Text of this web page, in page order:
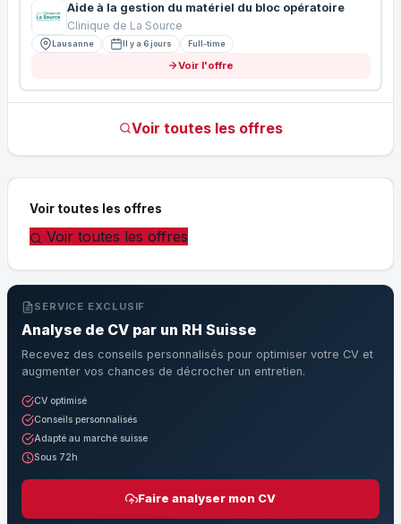
Aide à la gestion du matériel du bloc opératoire
Clinique de La Source
Lausanne Il y a 6 jours Full-time
Voir l'offre
Voir toutes les offres
Voir toutes les offres
Voir toutes les offres
SERVICE EXCLUSIF
Analyse de CV par un RH Suisse
Recevez des conseils personnalisés pour optimiser votre CV et
augmenter vos chances de décrocher un entretien.
CV optimisé
Conseils personnalisés
Adapté au marché suisse
Sous 72h
Faire analyser mon CV